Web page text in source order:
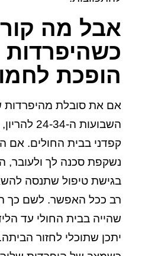
אבל מה
הופכת
אם את סובלת מהיפרדות
השבועות ה-
קפדני בבית החולים. אם
נשקפת סכנה לך ולעובר,
בגישת טיפול שתנסה
רב ככל האפשר. לשם כך
שהייה בבית החולי עד
יתכן שתוכלי לחזור הביתה.